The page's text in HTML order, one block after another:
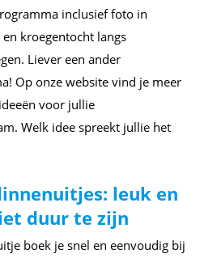
inclusief foto in
kroegentocht langs
Liever een ander
Op onze website vind je meer
voor jullie
Welk idee spreekt jullie het
leuk en
duur te zijn
boek je snel en eenvoudig bij